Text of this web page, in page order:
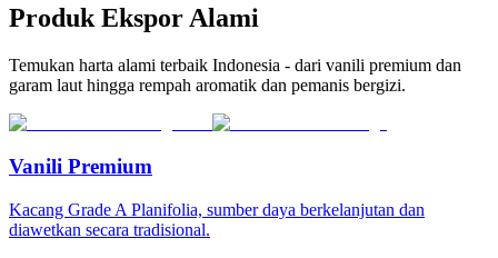
Produk Ekspor Alami
Temukan harta alami terbaik Indonesia - dari vanili premium dan
garam laut hingga rempah aromatik dan pemanis bergizi.
Vanili Premium
Kacang Grade A Planifolia, sumber daya berkelanjutan dan
diawetkan secara tradisional.